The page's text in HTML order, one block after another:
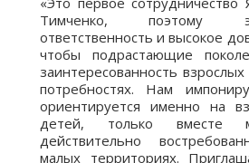
Тимченко, поэтому
ответственность и высокое
чтобы подрастающие
заинтересованность
потребностях. Нам
ориентируется именно на
детей, только вместе
действительно
малых территориях.